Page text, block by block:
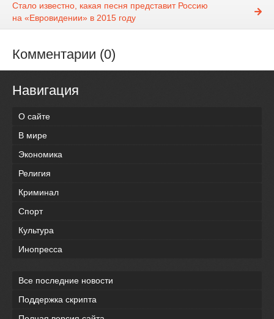
Стало известно, какая песня представит Россию
на «Евровидении» в 2015 году
Комментарии (0)
Навигация
О сайте
В мире
Экономика
Религия
Криминал
Спорт
Культура
Инопресса
Все последние новости
Поддержка скрипта